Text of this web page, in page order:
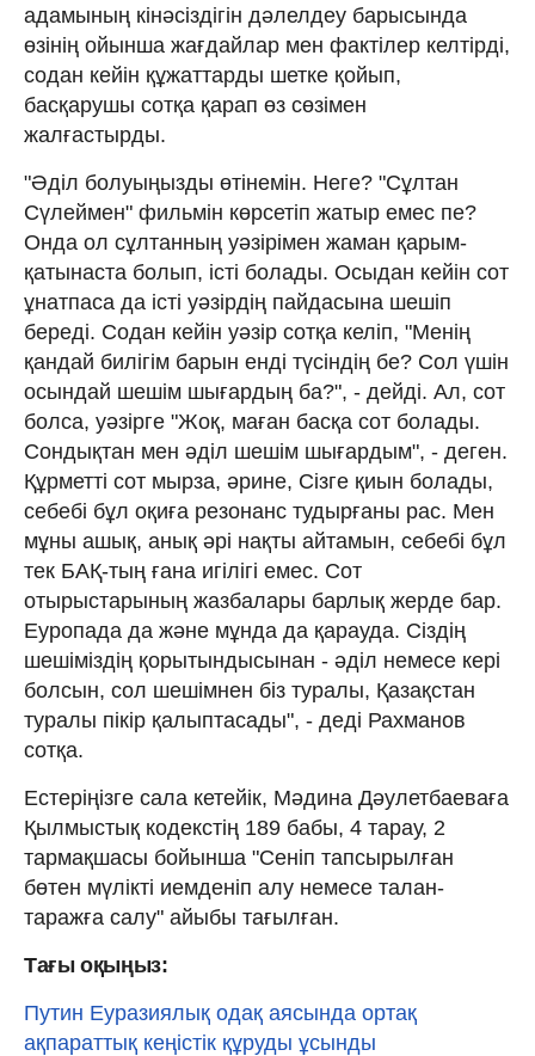
адамының кінәсіздігін дәлелдеу барысында
өзінің ойынша жағдайлар мен фактілер келтірді,
содан кейін құжаттарды шетке қойып,
басқарушы сотқа қарап өз сөзімен
жалғастырды.
"Әділ болуыңызды өтінемін. Неге? "Сұлтан
Сүлеймен" фильмін көрсетіп жатыр емес пе?
Онда ол сұлтанның уәзірімен жаман қарым-
қатынаста болып, істі болады. Осыдан кейін сот
ұнатпаса да істі уәзірдің пайдасына шешіп
береді. Содан кейін уәзір сотқа келіп, "Менің
қандай билігім барын енді түсіндің бе? Сол үшін
осындай шешім шығардың ба?", - дейді. Ал, сот
болса, уәзірге "Жоқ, маған басқа сот болады.
Сондықтан мен әділ шешім шығардым", - деген.
Құрметті сот мырза, әрине, Сізге қиын болады,
себебі бұл оқиға резонанс тудырғаны рас. Мен
мұны ашық, анық әрі нақты айтамын, себебі бұл
тек БАҚ-тың ғана игілігі емес. Сот
отырыстарының жазбалары барлық жерде бар.
Еуропада да және мұнда да қарауда. Сіздің
шешіміздің қорытындысынан - әділ немесе кері
болсын, сол шешімнен біз туралы, Қазақстан
туралы пікір қалыптасады", - деді Рахманов
сотқа.
Естеріңізге сала кетейік, Мәдина Дәулетбаеваға
Қылмыстық кодекстің 189 бабы, 4 тарау, 2
тармақшасы бойынша "Сенiп тапсырылған
бөтен мүлiктi иемденiп алу немесе талан-
таражға салу" айыбы тағылған.
Тағы оқыңыз:
Путин Еуразиялық одақ аясында ортақ
ақпараттық кеңістік құруды ұсынды